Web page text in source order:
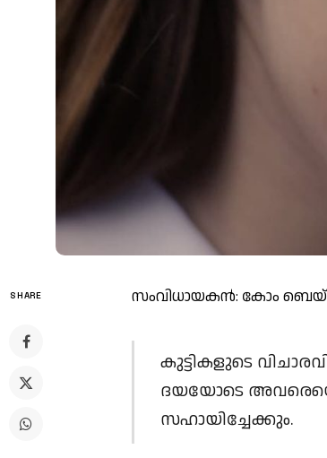
SHARE സംവിധായകന്‍: കോം
കുട്ടികളുടെ
ദയയോടെ
സഹായിച്ചേക്കും.